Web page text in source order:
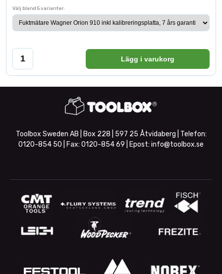
Välj bland 5 varianter:
Lägg i varukorg
Toolbox Sweden AB | Box 228 | 597 25 Åtvidaberg | Telefon:
0120-854 50 | Fax: 0120-854 69 | Epost: info@toolbox.se